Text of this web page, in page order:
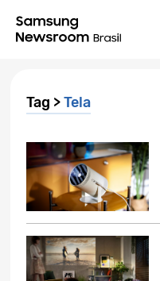
Tag >Tela